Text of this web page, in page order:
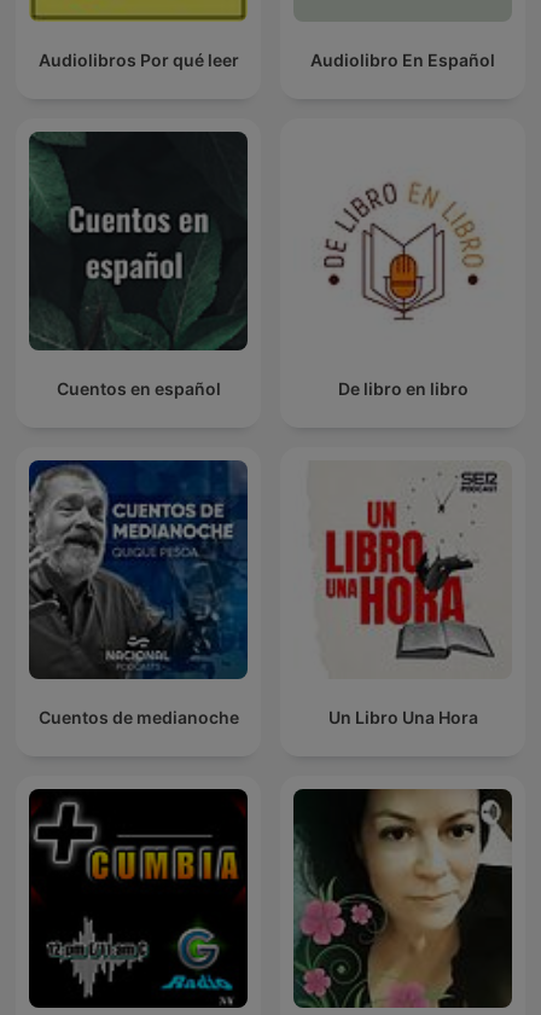
Audiolibros Por qué leer Audiolibro En Español
Cuentos en español De libro en libro
Cuentos de medianoche Un Libro Una Hora